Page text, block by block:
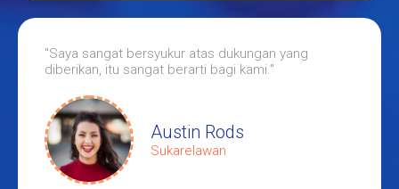
"Saya sangat bersyukur atas dukungan yang
diberikan, itu sangat berarti bagi kami."
Austin Rods
Sukarelawan